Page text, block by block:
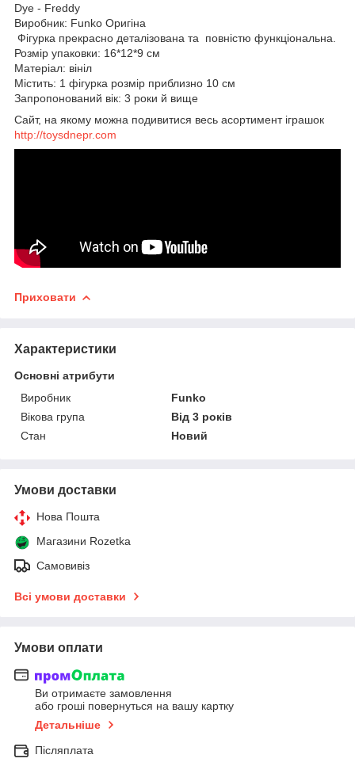
Dye - Freddy
Виробник: Funko Оригіна
Фігурка прекрасно деталізована та повністю функціональна.
Розмір упаковки: 16*12*9 см
Матеріал: вініл
Містить: 1 фігурка розмір приблизно 10 см
Запропонований вік: 3 роки й вище
Сайт, на якому можна подивитися весь асортимент іграшок
http://toysdnepr.com
Приховати
Характеристики
Основні атрибути
Виробник
Funko
Вікова група
Від 3 років
Стан
Новий
Умови доставки
Нова Пошта
Магазини Rozetka
Самовивіз
Всі умови доставки
Умови оплати
Ви отримаєте замовлення
або гроші повернуться на вашу картку
Детальніше
Післяплата